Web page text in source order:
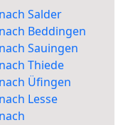
Salder
Beddingen
Sauingen
Thiede
Üfingen
Lesse